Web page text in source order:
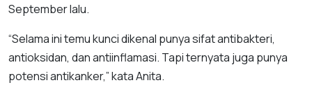
September lalu.
“Selama ini temu kunci dikenal punya sifat antibakteri,
antioksidan, dan antiinflamasi. Tapi ternyata juga punya
potensi antikanker,” kata Anita.